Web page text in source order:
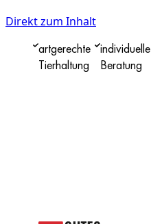
Direkt zum Inhalt
artgerechte
Tierhaltung
individuelle
Beratung